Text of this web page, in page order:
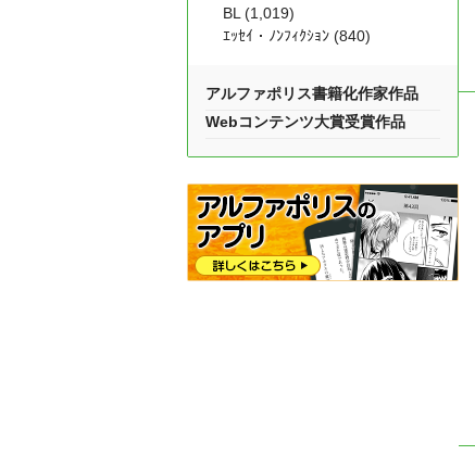
BL (1,019)
ｴｯｾｲ・ﾉﾝﾌｨｸｼｮﾝ (840)
アルファポリス書籍化作家作品
Webコンテンツ大賞受賞作品